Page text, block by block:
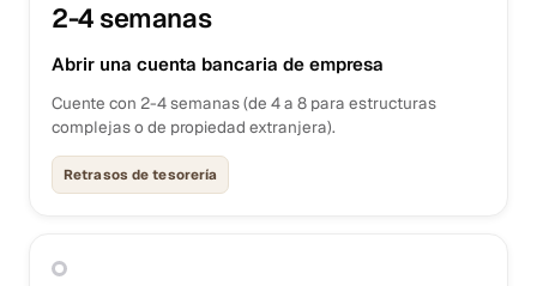
2-4 semanas
Abrir una cuenta bancaria de empresa
Cuente con 2-4 semanas (de 4 a 8 para estructuras
complejas o de propiedad extranjera).
Retrasos de tesorería